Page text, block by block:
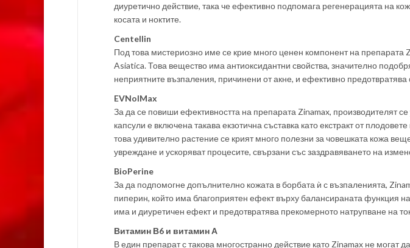
диуретично действие, така че ефективно подпомага регенерацията на
косата и ноктите.
Centellin
Под това мистериозно име се крие много ценен компонент на препарата
Asiatica. Това вещество има антиоксидантни свойства, значително
неприятните възпаления, причинени от акне, и ефективно
EVNolMax
За да се повиши ефективността на препарата Zinamax, производителят
капсули е включена такава екзотична съставка като екстракт от
това удивително растение се крият много полезни за човешката кожа
увреждане и ускоряват процесите, свързани със заздравяването на
BioPerine
За да подпомогне допълнително кожата в борбата ѝ с възпаленията,
пиперин, който има благоприятен ефект върху балансираната функция
има и диуретичен ефект и предотвратява прекомерното натрупване на
Витамин В6 и витамин А
В един препарат с такова многостранно действие като Zinamax не могат